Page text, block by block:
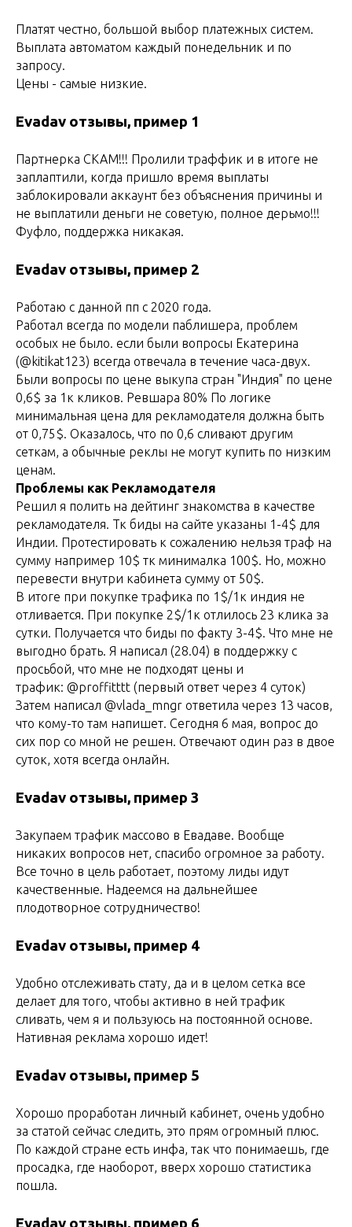
Платят честно, большой выбор платежных систем.
Выплата автоматом каждый понедельник и по
запросу.
Цены - самые низкие.
Evadav отзывы, пример 1
Партнерка СКАМ!!! Пролили траффик и в итоге не
заплаптили, когда пришло время выплаты
заблокировали аккаунт без объяснения причины и
не выплатили деньги не советую, полное дерьмо!!!
Фуфло, поддержка никакая.
Evadav отзывы, пример 2
Работаю с данной пп с 2020 года.
Работал всегда по модели паблишера, проблем
особых не было. если были вопросы Екатерина
(@kitikat123) всегда отвечала в течение часа-двух.
Были вопросы по цене выкупа стран "Индия" по цене
0,6$ за 1к кликов. Ревшара 80% По логике
минимальная цена для рекламодателя должна быть
от 0,75$. Оказалось, что по 0,6 сливают другим
сеткам, а обычные реклы не могут купить по низким
ценам.
Проблемы как Рекламодателя
Решил я полить на дейтинг знакомства в качестве
рекламодателя. Тк биды на сайте указаны 1-4$ для
Индии. Протестировать к сожалению нельзя траф на
сумму например 10$ тк минималка 100$. Но, можно
перевести внутри кабинета сумму от 50$.
В итоге при покупке трафика по 1$/1к индия не
отливается. При покупке 2$/1к отлилось 23 клика за
сутки. Получается что биды по факту 3-4$. Что мне не
выгодно брать. Я написал (28.04) в поддержку с
просьбой, что мне не подходят цены и
трафик: @proffitttt (первый ответ через 4 суток)
Затем написал @vlada_mngr ответила через 13 часов,
что кому-то там напишет. Сегодня 6 мая, вопрос до
сих пор со мной не решен. Отвечают один раз в двое
суток, хотя всегда онлайн.
Evadav отзывы, пример 3
Закупаем трафик массово в Евадаве. Вообще
никаких вопросов нет, спасибо огромное за работу.
Все точно в цель работает, поэтому лиды идут
качественные. Надеемся на дальнейшее
плодотворное сотрудничество!
Evadav отзывы, пример 4
Удобно отслеживать стату, да и в целом сетка все
делает для того, чтобы активно в ней трафик
сливать, чем я и пользуюсь на постоянной основе.
Нативная реклама хорошо идет!
Evadav отзывы, пример 5
Хорошо проработан личный кабинет, очень удобно
за статой сейчас следить, это прям огромный плюс.
По каждой стране есть инфа, так что понимаешь, где
просадка, где наоборот, вверх хорошо статистика
пошла.
Evadav отзывы, пример 6